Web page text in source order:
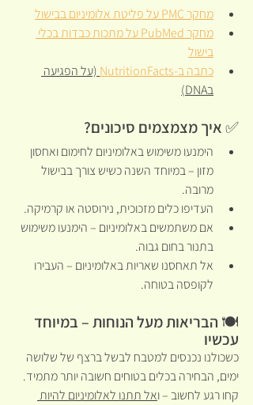
מחקר PMC על פליטת אלומיניום בבישול
מחקר PubMed על מתכות כבדות בכלי
בישול
כתבה ב-NutritionFacts
(על הפגיעה
בDNA)
✅ איך מצמצמים סיכונים?
הימנעו משימוש באלומיניום לחימום ואחסון
מזון – במיוחד השנה כשיש צורך בבישול
מרובה.
העדיפו כלים מזכוכית, נירוסטה או קרמיקה.
אם משתמשים באלומיניום – הימנעו משימוש
בתנור בחום גבוה.
אל תאחסנו שאריות באלומיניום – העבירו
לקופסה בטוחה.
🍽️ הבריאות מעל הנוחות – במיוחד
עכשיו
כשכולנו נכנסים למטבח לבשל ברצף של שלושה
ימים, הבחירה בכלים בטוחים חשובה יותר מתמיד.
קחו רגע לחשוב – ואל תתנו לאלומיניום להיות